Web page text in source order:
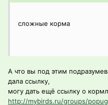
сложные корма
А что вы под этим
дала ссылку,
могу дать ещё ссылку о
http://mybirds.ru/groups/